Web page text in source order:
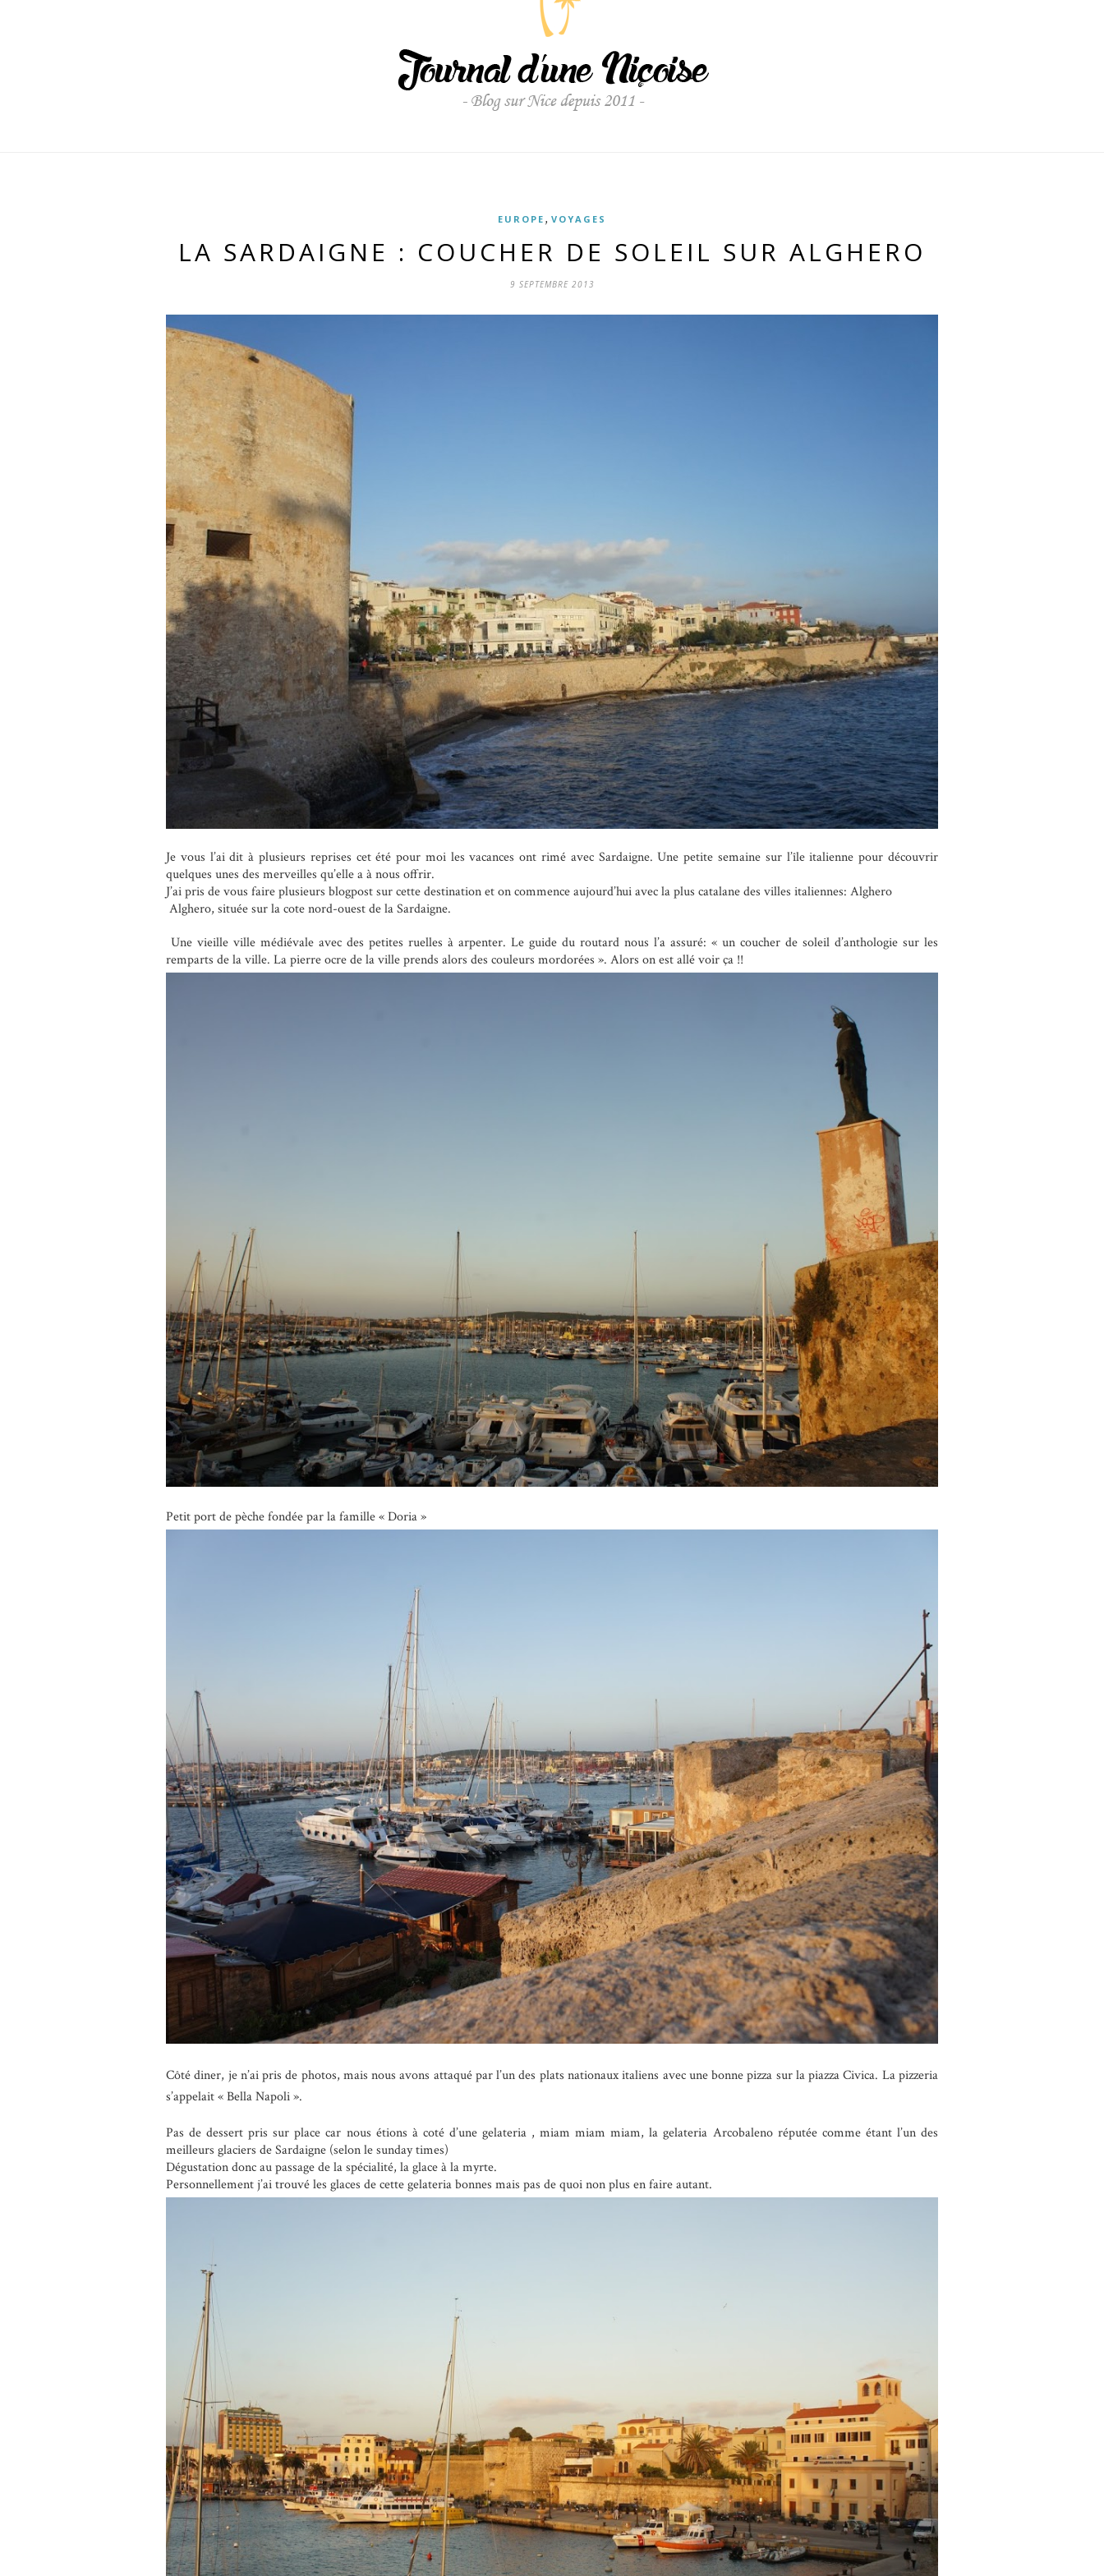
EUROPE , VOYAGES
LA SARDAIGNE : COUCHER DE SOLEIL SUR ALGHERO
9 SEPTEMBRE 2013
Je vous l’ai dit à plusieurs reprises cet été pour moi les vacances ont rimé avec Sardaigne. Une petite semaine sur l’île italienne pour découvrir
quelques unes des merveilles qu’elle a à nous offrir.
J’ai pris de vous faire plusieurs blogpost sur cette destination et on commence aujourd’hui avec la plus catalane des villes italiennes: Alghero
Alghero, située sur la cote nord-ouest de la Sardaigne.
Une vieille ville médiévale avec des petites ruelles à arpenter. Le guide du routard nous l’a assuré: « un coucher de soleil d’anthologie sur les
remparts de la ville. La pierre ocre de la ville prends alors des couleurs mordorées ». Alors on est allé voir ça !!
Petit port de pèche fondée par la famille « Doria »
Côté diner, je n’ai pris de photos, mais nous avons attaqué par l’un des plats nationaux italiens avec une bonne pizza sur la piazza Civica. La pizzeria
s’appelait « Bella Napoli ».
Pas de dessert pris sur place car nous étions à coté d’une gelateria , miam miam miam, la gelateria Arcobaleno réputée comme étant l’un des
meilleurs glaciers de Sardaigne (selon le sunday times)
Dégustation donc au passage de la spécialité, la glace à la myrte.
Personnellement j’ai trouvé les glaces de cette gelateria bonnes mais pas de quoi non plus en faire autant.